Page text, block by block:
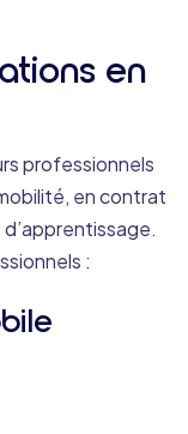
en
professionnels
en contrat
: